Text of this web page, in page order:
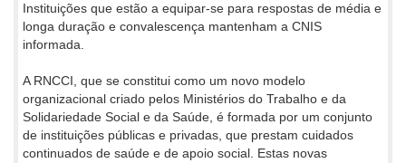
Instituições que estão a equipar-se para respostas de média e
longa duração e convalescença mantenham a CNIS
informada.
A RNCCI, que se constitui como um novo modelo
organizacional criado pelos Ministérios do Trabalho e da
Solidariedade Social e da Saúde, é formada por um conjunto
de instituições públicas e privadas, que prestam cuidados
continuados de saúde e de apoio social. Estas novas